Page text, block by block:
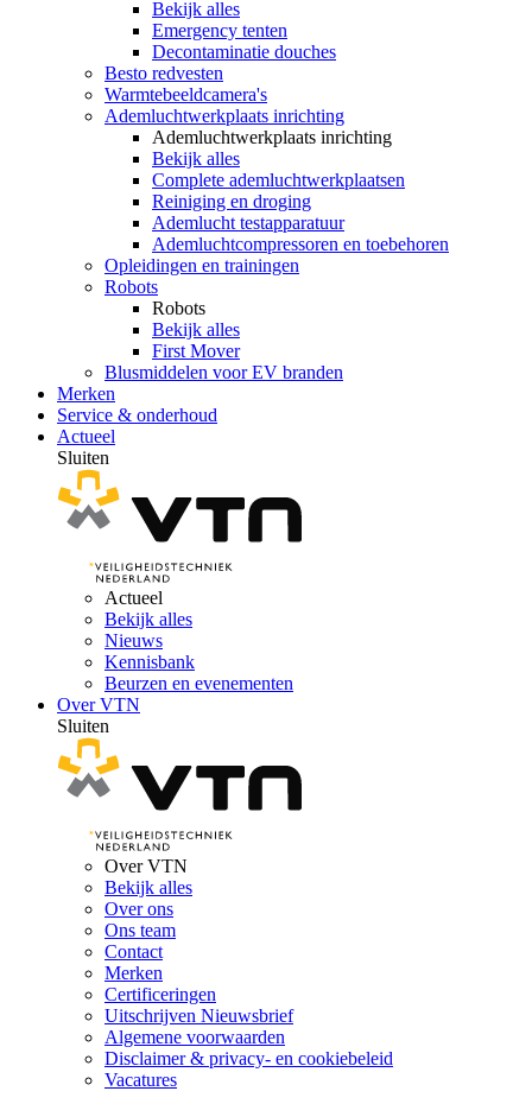
Bekijk alles
Emergency tenten
Decontaminatie douches
Besto redvesten
Warmtebeeldcamera's
Ademluchtwerkplaats inrichting
Ademluchtwerkplaats inrichting
Bekijk alles
Complete ademluchtwerkplaatsen
Reiniging en droging
Ademlucht testapparatuur
Ademluchtcompressoren en toebehoren
Opleidingen en trainingen
Robots
Robots
Bekijk alles
First Mover
Blusmiddelen voor EV branden
Merken
Service & onderhoud
Actueel
Sluiten
Actueel
Bekijk alles
Nieuws
Kennisbank
Beurzen en evenementen
Over VTN
Sluiten
Over VTN
Bekijk alles
Over ons
Ons team
Contact
Merken
Certificeringen
Uitschrijven Nieuwsbrief
Algemene voorwaarden
Disclaimer & privacy- en cookiebeleid
Vacatures